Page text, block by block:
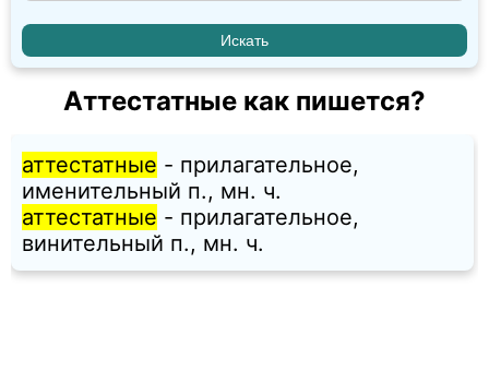
Аттестатные как пишется?
аттестатные - прилагательное,
именительный п., мн. ч.
аттестатные - прилагательное,
винительный п., мн. ч.